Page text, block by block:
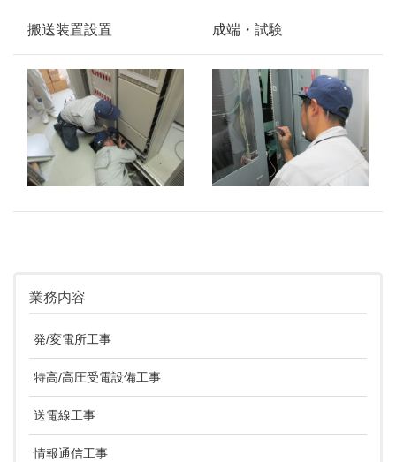
搬送装置設置 成端・試験
業務内容
発/変電所工事
特高/高圧受電設備工事
送電線工事
情報通信工事